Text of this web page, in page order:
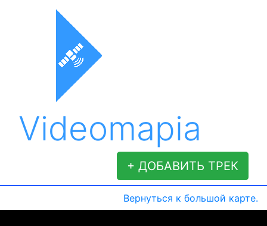
Videomapia
+ ДОБАВИТЬ ТРЕК
Вернуться к большой карте.